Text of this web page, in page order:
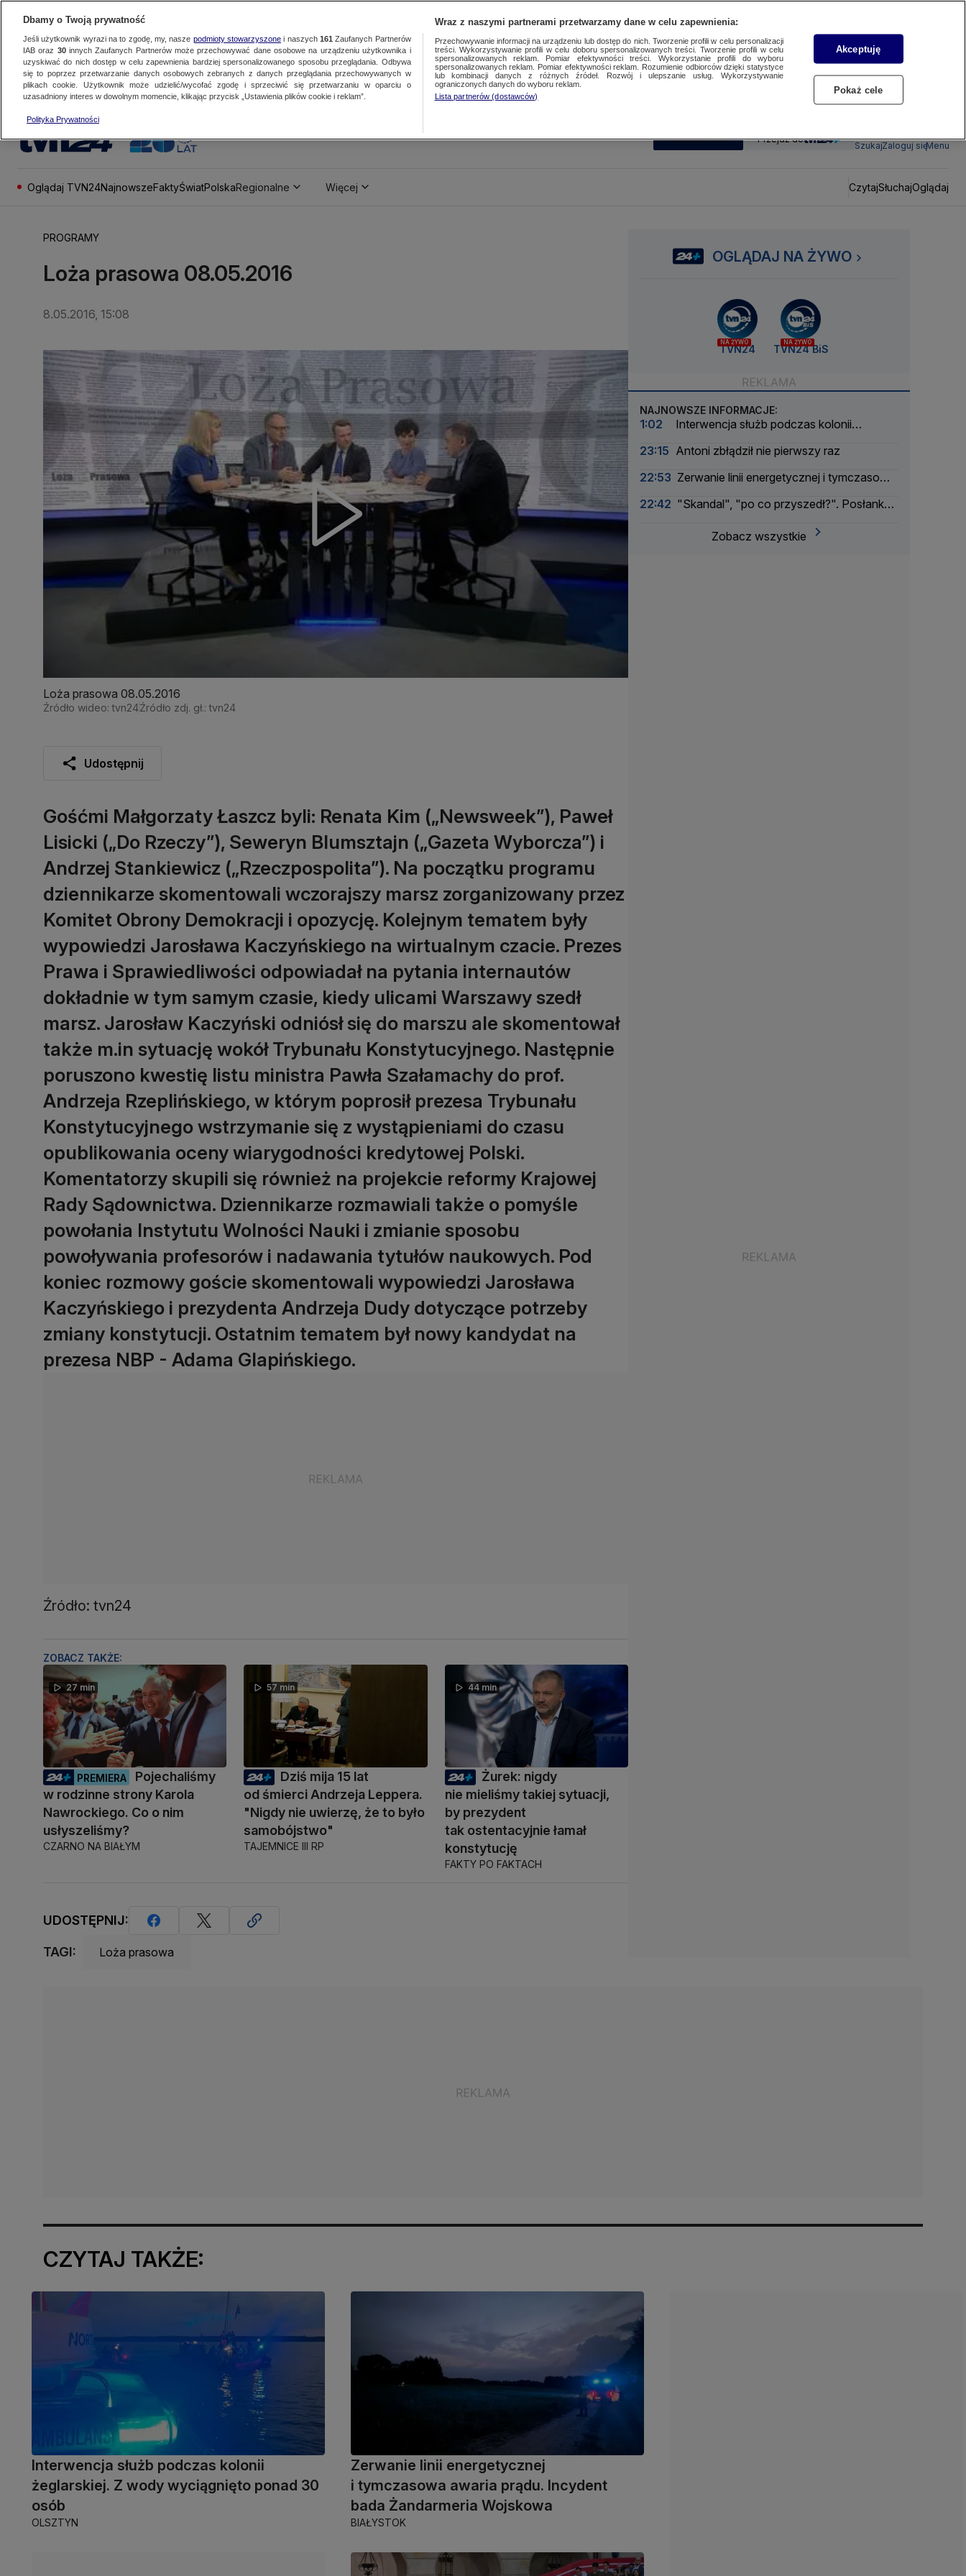
SUBSKRYBUJ Przejdź do
SzukajZaloguj sięMenu
Oglądaj TVN24NajnowszeFaktyŚwiatPolskaRegionalne Więcej CzytajSłuchajOglądaj
PROGRAMY
Loża prasowa 08.05.2016
8.05.2016, 15:08
Loża prasowa 08.05.2016
Źródło wideo: tvn24Źródło zdj. gł.: tvn24
Udostępnij
Gośćmi Małgorzaty Łaszcz byli: Renata Kim („Newsweek”), Paweł
Lisicki („Do Rzeczy”), Seweryn Blumsztajn („Gazeta Wyborcza”) i
Andrzej Stankiewicz („Rzeczpospolita”). Na początku programu
dziennikarze skomentowali wczorajszy marsz zorganizowany przez
Komitet Obrony Demokracji i opozycję. Kolejnym tematem były
wypowiedzi Jarosława Kaczyńskiego na wirtualnym czacie. Prezes
Prawa i Sprawiedliwości odpowiadał na pytania internautów
dokładnie w tym samym czasie, kiedy ulicami Warszawy szedł
marsz. Jarosław Kaczyński odniósł się do marszu ale skomentował
także m.in sytuację wokół Trybunału Konstytucyjnego. Następnie
poruszono kwestię listu ministra Pawła Szałamachy do prof.
Andrzeja Rzeplińskiego, w którym poprosił prezesa Trybunału
Konstytucyjnego wstrzymanie się z wystąpieniami do czasu
opublikowania oceny wiarygodności kredytowej Polski.
Komentatorzy skupili się również na projekcie reformy Krajowej
Rady Sądownictwa. Dziennikarze rozmawiali także o pomyśle
powołania Instytutu Wolności Nauki i zmianie sposobu
powoływania profesorów i nadawania tytułów naukowych. Pod
koniec rozmowy goście skomentowali wypowiedzi Jarosława
Kaczyńskiego i prezydenta Andrzeja Dudy dotyczące potrzeby
zmiany konstytucji. Ostatnim tematem był nowy kandydat na
prezesa NBP - Adama Glapińskiego.
Źródło: tvn24
ZOBACZ TAKŻE:
27 min
PREMIERA
Pojechaliśmy
w rodzinne strony Karola
Nawrockiego. Co o nim
usłyszeliśmy?
CZARNO NA BIAŁYM
57 min
Dziś mija 15 lat
od śmierci Andrzeja Leppera.
"Nigdy nie uwierzę, że to było
samobójstwo"
TAJEMNICE III RP
44 min
Żurek: nigdy
nie mieliśmy takiej sytuacji,
by prezydent
tak ostentacyjnie łamał
konstytucję
FAKTY PO FAKTACH
UDOSTĘPNIJ:
TAGI: Loża prasowa
OGLĄDAJ NA ŻYWO
NA ŻYWO
TVN24
NA ŻYWO
TVN24 BiS
NAJNOWSZE INFORMACJE:
1:02
Interwencja służb podczas kolonii
23:15 Antoni zbłądził nie pierwszy raz
22:53 Zerwanie linii energetycznej i tymczasowa
Wojskowa
22:42 "Skandal", "po co przyszedł?". Posłanka
Zobacz wszystkie
CZYTAJ TAKŻE:
Interwencja służb podczas kolonii
żeglarskiej. Z wody wyciągnięto ponad 30
osób
OLSZTYN
Zerwanie linii energetycznej
i tymczasowa awaria prądu. Incydent
bada Żandarmeria Wojskowa
BIAŁYSTOK
Dbamy o Twoją prywatność
Jeśli użytkownik wyrazi na to zgodę, my, nasze podmioty stowarzyszonei naszych 161 Zaufanych Partnerów
IAB oraz 30innych Zaufanych Partnerów może przechowywać dane osobowe na urządzeniu użytkownika i
uzyskiwać do nich dostęp w celu zapewnienia bardziej spersonalizowanego sposobu przeglądania. Odbywa
się to poprzez przetwarzanie danych osobowych zebranych z danych przeglądania przechowywanych w
plikach cookie. Użytkownik może udzielić/wycofać zgodę i sprzeciwić się przetwarzaniu w oparciu o
uzasadniony interes w dowolnym momencie, klikając przycisk „Ustawienia plików cookie i reklam”.
Polityka Prywatności
Wraz z naszymi partnerami przetwarzamy dane w celu zapewnienia:
Przechowywanie informacji na urządzeniu lub dostęp do nich. Tworzenie profili w celu personalizacji
treści. Wykorzystywanie profili w celu doboru spersonalizowanych treści. Tworzenie profili w celu
spersonalizowanych reklam. Pomiar efektywności treści. Wykorzystanie profili do wyboru
spersonalizowanych reklam. Pomiar efektywności reklam. Rozumienie odbiorców dzięki statystyce
lub kombinacji danych z różnych źródeł. Rozwój i ulepszanie usług. Wykorzystywanie
ograniczonych danych do wyboru reklam.
Lista partnerów (dostawców)
Akceptuję
Pokaż cele